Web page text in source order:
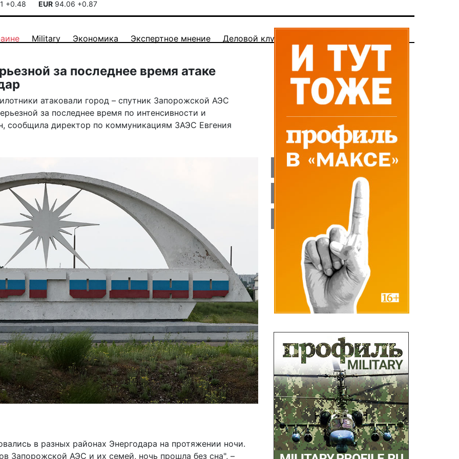
+0.48 EUR 94.06 +0.87
Military Экономика Экспертное мнение Деловой клуб
за последнее время атаке
атаковали город – спутник Запорожской АЭС
за последнее время по интенсивности и
сообщила директор по коммуникациям ЗАЭС Евгения
в разных районах Энергодара на протяжении ночи.
Запорожской АЭС и их семей, ночь прошла без сна", –